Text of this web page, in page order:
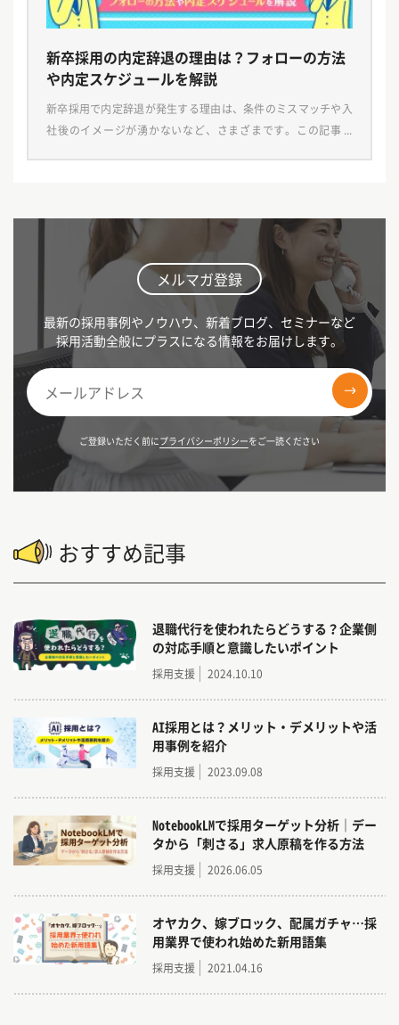
新卒採用の内定辞退の理由は？フォローの方法
や内定スケジュールを解説
新卒採用で内定辞退が発生する理由は、条件のミスマッチや入
社後のイメージが湧かないなど、さまざまです。この記事で
メルマガ登録
最新の採用事例やノウハウ、新着ブログ、セミナーなど
採用活動全般にプラスになる情報をお届けします。
ご登録いただく前にプライバシーポリシーをご一読ください
おすすめ記事
退職代行を使われたらどうする？企業側
の対応手順と意識したいポイント
採用支援 2024.10.10
AI採用とは？メリット・デメリットや活
用事例を紹介
採用支援 2023.09.08
NotebookLMで採用ターゲット分析｜デー
タから「刺さる」求人原稿を作る方法
採用支援 2026.06.05
オヤカク、嫁ブロック、配属ガチャ…採
用業界で使われ始めた新用語集
採用支援 2021.04.16